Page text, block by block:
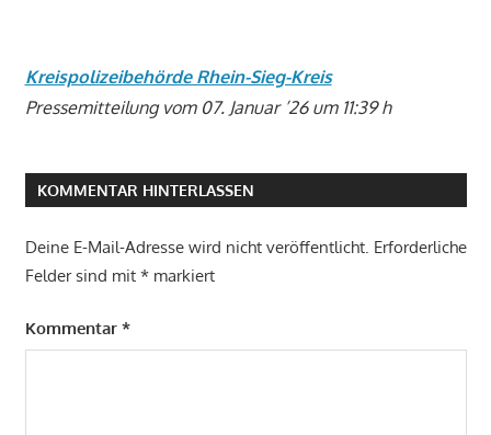
Kreispolizeibehörde Rhein-Sieg-Kreis
Pressemitteilung vom 07. Januar ’26 um 11:39 h
KOMMENTAR HINTERLASSEN
Deine E-Mail-Adresse wird nicht veröffentlicht. Erforderliche
Felder sind mit *markiert
Kommentar *